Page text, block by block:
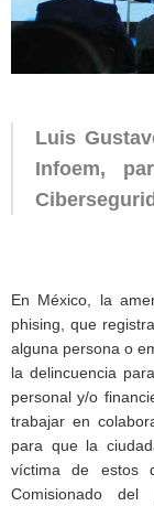
Luis
Infoem,
En México, la
phising, que
alguna persona o
la delincuencia
personal y/o
trabajar en
para que la
víctima de estos
Comisionado